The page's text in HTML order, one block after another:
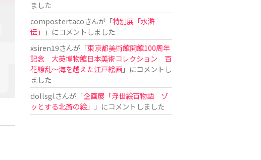
ました
compostertacoさんが「特別展「水滸
伝」
」にコメントしました
xsiren19さんが「東京都美術館開館100周年
記念 大英博物館日本美術コレクション 百
花繚乱～海を越えた江戸絵画」にコメントし
ました
dollsglさんが「企画展「浮世絵百物語 ゾ
ッとする北斎の絵」
」にコメントしました